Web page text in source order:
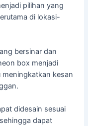
pilihan yang
di lokasi-
bersinar dan
box menjadi
kesan
didesain sesuai
dapat